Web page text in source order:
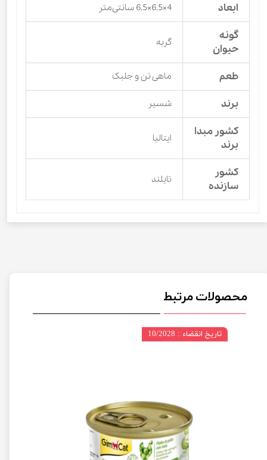
ابعاد 4×6.5×6.5 سانتی‌متر
گونه
حیوان
گربه
طعم ماهی تن و جلبک
برند شسیر
کشور مبدا
برند
ایتالیا
کشور
سازنده
تایلند
محصولات مرتبط
تاریخ انقضاء : 10/2028